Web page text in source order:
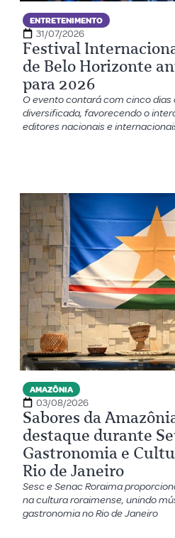
ENTRETENIMENTO
31/07/2026
Festival
de Belo Horizonte
para 2026
O evento contará com cinco
diversificada, favorecendo o
editores nacionais e
AMAZÔNIA
03/08/2026
Sabores da
destaque durante
Gastronomia e
Rio de Janeiro
Sesc e Senac Roraima
na cultura roraimense, unindo
gastronomia no Rio de Janeiro